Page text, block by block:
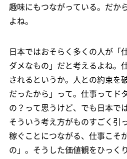
趣味にもつながっている。だか
よね。
日本ではおそらく多くの人が「
ダメなもの」だと考えるよね。
されるというか。人との約束を
だったから」って。仕事ってド
の？って思うけど、でも日本で
そういう考え方がものすごく引
稼ぐことにつながる、仕事こそ
の」。そうした価値観をひっく